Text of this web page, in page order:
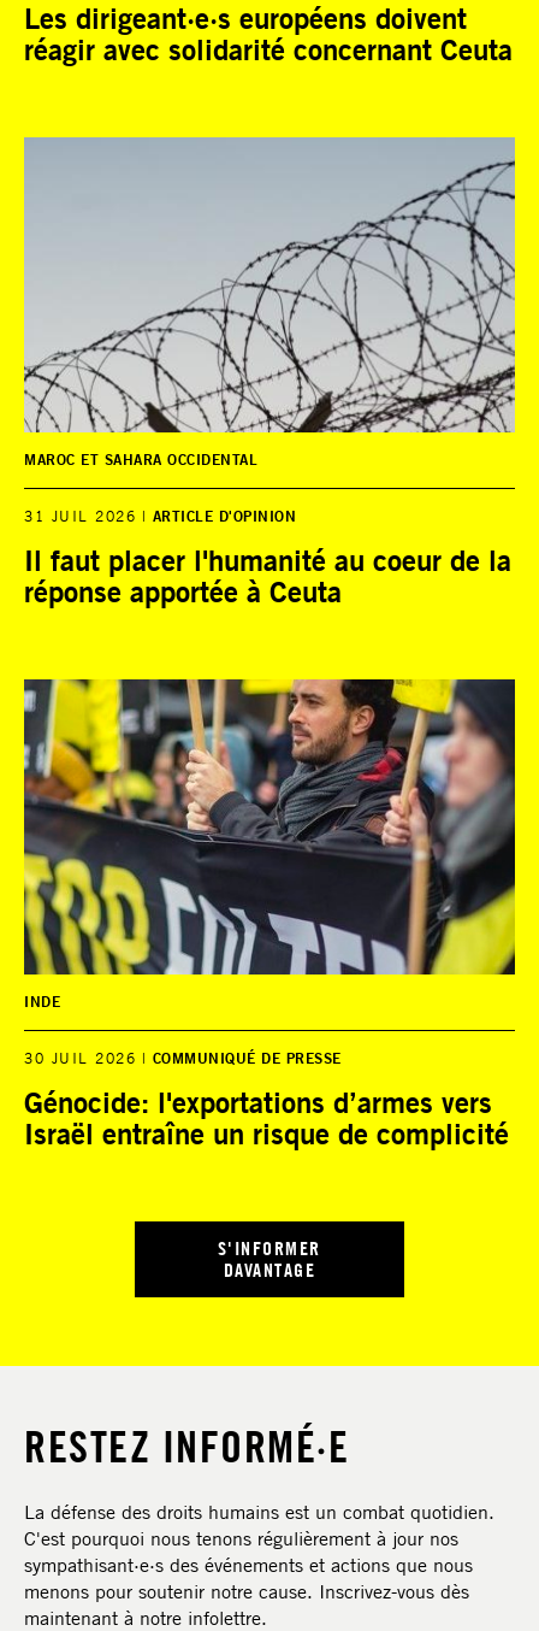
Les dirigeant·e·s européens doivent
réagir avec solidarité concernant Ceuta
MAROC ET SAHARA OCCIDENTAL
31 JUIL 2026 ARTICLE D'OPINION
Il faut placer l'humanité au coeur de la
réponse apportée à Ceuta
INDE
30 JUIL 2026 COMMUNIQUÉ DE PRESSE
Génocide: l'exportations d’armes vers
Israël entraîne un risque de complicité
S'INFORMER
DAVANTAGE
RESTEZ INFORMÉ·E
La défense des droits humains est un combat quotidien.
C'est pourquoi nous tenons régulièrement à jour nos
sympathisant·e·s des événements et actions que nous
menons pour soutenir notre cause. Inscrivez-vous dès
maintenant à notre infolettre.